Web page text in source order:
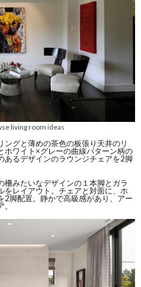
living room ideas
グと薄めの茶色の板張り天井のリ
ホワイト×グレーの曲線パターン柄の
あるデザインのラウンジチェアを2脚
みたいなデザインの１本脚とガラ
をレイアウト。チェアと対面に、ホ
2脚配置。静かで高級感があり、アー